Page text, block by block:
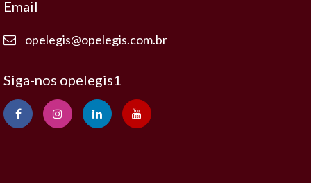
Email
opelegis@opelegis.com.br
Siga-nos opelegis1